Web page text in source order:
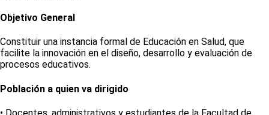
Objetivo General
Constituir una instancia formal de Educación en Salud, que
facilite la innovación en el diseño, desarrollo y evaluación de
procesos educativos.
Población a quien va dirigido